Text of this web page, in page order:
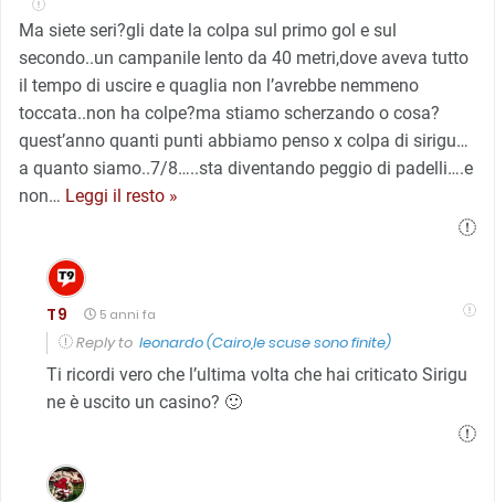
Ma siete seri?gli date la colpa sul primo gol e sul
secondo..un campanile lento da 40 metri,dove aveva tutto
il tempo di uscire e quaglia non l’avrebbe nemmeno
toccata..non ha colpe?ma stiamo scherzando o cosa?
quest’anno quanti punti abbiamo penso x colpa di sirigu…
a quanto siamo..7/8…..sta diventando peggio di padelli….e
non… Leggi il resto »
T9 5 anni fa
Reply to leonardo (Cairo,le scuse sono finite)
Ti ricordi vero che l’ultima volta che hai criticato Sirigu
ne è uscito un casino? 🙂